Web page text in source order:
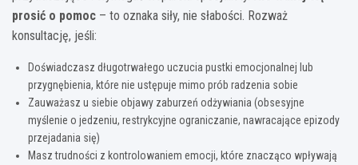
prosić o pomoc – to oznaka siły, nie słabości. Rozważ
konsultację, jeśli:
Doświadczasz długotrwałego uczucia pustki emocjonalnej lub
przygnębienia, które nie ustępuje mimo prób radzenia sobie
Zauważasz u siebie objawy zaburzeń odżywiania (obsesyjne
myślenie o jedzeniu, restrykcyjne ograniczanie, nawracające epizody
przejadania się)
Masz trudności z kontrolowaniem emocji, które znacząco wpływają